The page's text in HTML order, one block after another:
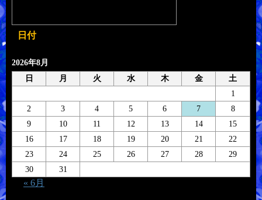
日付
2026年8月
日
月 火 水 木 金
土
1
2
3 4 5 6 7
8
9
10 11 12 13 14
15
16
17 18 19 20 21
22
23
24 25 26 27 28
29
30
31
« 6月